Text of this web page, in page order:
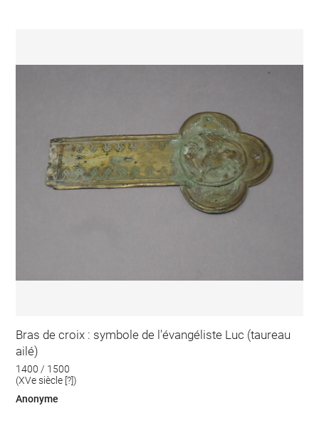
Bras de croix : symbole de l'évangéliste Luc (taureau
ailé)
1400 / 1500
(XVe siècle [?])
Anonyme